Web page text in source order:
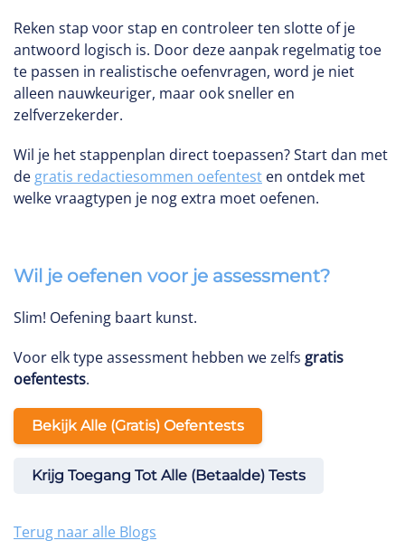
Reken stap voor stap en controleer ten slotte of je
antwoord logisch is. Door deze aanpak regelmatig toe
te passen in realistische oefenvragen, word je niet
alleen nauwkeuriger, maar ook sneller en
zelfverzekerder.
Wil je het stappenplan direct toepassen? Start dan met
de gratis redactiesommen oefentest en ontdek met
welke vraagtypen je nog extra moet oefenen.
Wil je oefenen voor je assessment?
Slim! Oefening baart kunst.
Voor elk type assessment hebben we zelfs gratis
oefentests.
Bekijk Alle (gratis) Oefentests
Krijg Toegang Tot Alle (betaalde) Tests
Terug naar alle Blogs